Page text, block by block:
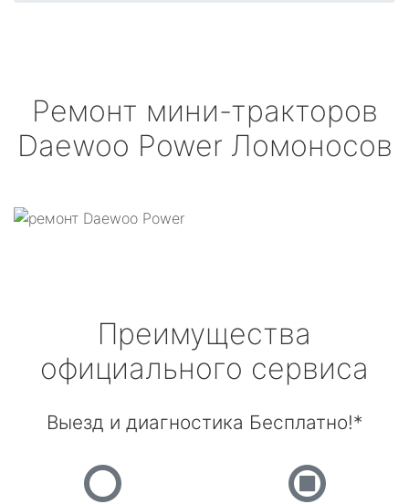
Ремонт мини-тракторов
Daewoo Power Ломоносов
Преимущества
официального сервиса
Выезд и диагностика Бесплатно!*